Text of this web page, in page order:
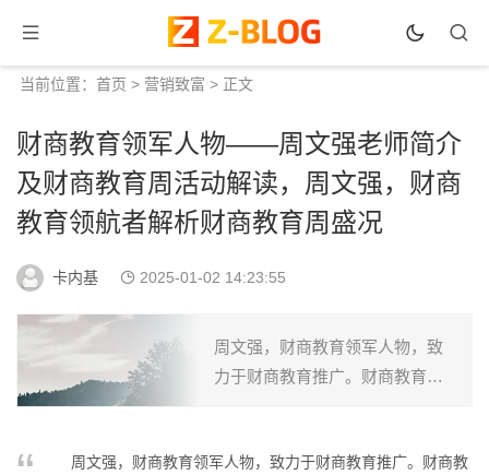
当前位置： 首页 > 营销致富 > 正文
财商教育领军人物——周文强老师简介
及财商教育周活动解读，周文强，财商
教育领航者解析财商教育周盛况
卡内基 2025-01-02 14:23:55
周文强，财商教育领军人物，致
力于财商教育推广。财商教育周
老师分享财商知识，助力个人及
周文强，财商教育领军人物，致力于财商教育推广。财商教